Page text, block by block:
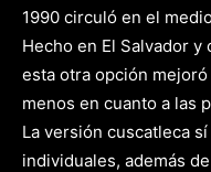
1990 circuló en el
Hecho en El Salvador
esta otra opción
menos en cuanto a las
La versión cuscatleca
individuales, además